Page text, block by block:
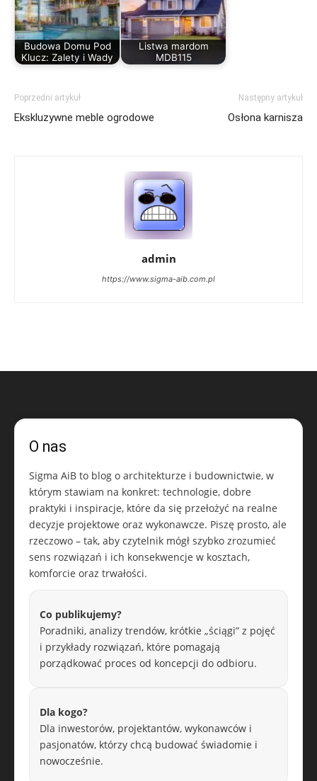
Budowa Domu Pod
Klucz: Zalety i Wady
Listwa mardom
MDB115
Poprzedni artykuł
Ekskluzywne meble ogrodowe
Następny artykuł
Osłona karnisza
admin
https://www.sigma-aib.com.pl
O nas
Sigma AiB to blog o architekturze i budownictwie, w
którym stawiam na konkret: technologie, dobre
praktyki i inspiracje, które da się przełożyć na realne
decyzje projektowe oraz wykonawcze. Piszę prosto, ale
rzeczowo – tak, aby czytelnik mógł szybko zrozumieć
sens rozwiązań i ich konsekwencje w kosztach,
komforcie oraz trwałości.
Co publikujemy?
Poradniki, analizy trendów, krótkie „ściągi” z pojęć
i przykłady rozwiązań, które pomagają
porządkować proces od koncepcji do odbioru.
Dla kogo?
Dla inwestorów, projektantów, wykonawców i
pasjonatów, którzy chcą budować świadomie i
nowocześnie.